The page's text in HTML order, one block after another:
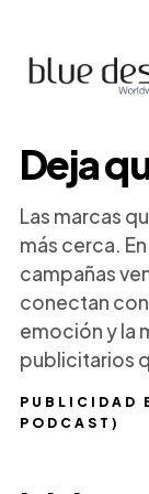
PUBLICIDAD
PODCAST)
Deja
Las marcas
más cerca.
campañas
conectan con
emoción y la
publicitarios